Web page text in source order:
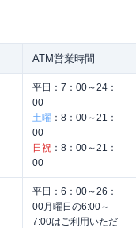
ATM営業時間
平日： 7：00～24：
00
土曜 ： 8：00～21：
00
日祝 ： 8：00～21：
00
平日： 6：00～26：
00月曜日の6:00～
7:00はご利用いただ